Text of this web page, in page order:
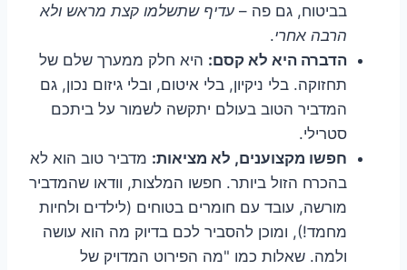
בביטוח, גם פה – עדיף שתשלמו קצת מראש ולא
הרבה אחרי.
הדברה היא לא קסם: היא חלק ממערך שלם של
תחזוקה. בלי ניקיון, בלי איטום, ובלי גיזום נכון, גם
המדביר הטוב בעולם יתקשה לשמור על ביתכם
סטרילי.
חפשו מקצוענים, לא מציאות: מדביר טוב הוא לא
בהכרח הזול ביותר. חפשו המלצות, וודאו שהמדביר
מורשה, עובד עם חומרים בטוחים (לילדים ולחיות
מחמד!), ומוכן להסביר לכם בדיוק מה הוא עושה
ולמה. שאלות כמו "מה הפירוט המדויק של